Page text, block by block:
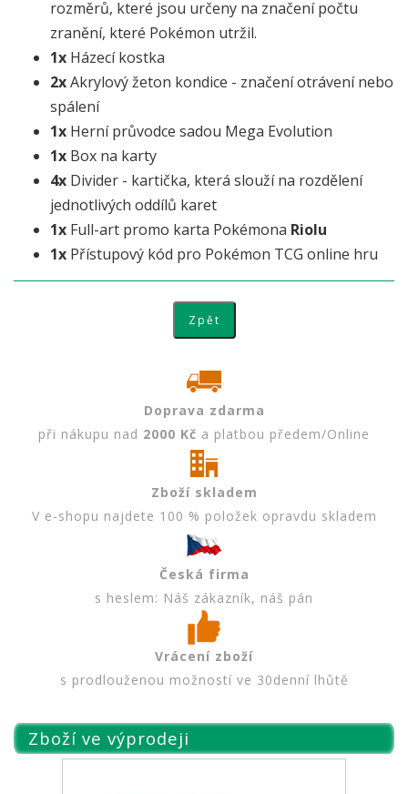
rozměrů, které jsou určeny na značení počtu
zranění, které Pokémon utržil.
1x Házecí kostka
2xAkrylový žeton kondice - značení otrávení nebo
spálení
1x Herní průvodce sadou Mega Evolution
1x Box na karty
4x Divider - kartička, která slouží na rozdělení
jednotlivých oddílů karet
1x Full-art promo karta Pokémona Riolu
1x Přístupový kód pro Pokémon TCG online hru
Doprava zdarma
při nákupu nad 2000 Kč a platbou předem/Online
Zboží skladem
V e-shopu najdete 100 % položek opravdu skladem
Česká firma
s heslem: Náš zákazník, náš pán
Vrácení zboží
s prodlouženou možností ve 30denní lhůtě
Zboží ve výprodeji